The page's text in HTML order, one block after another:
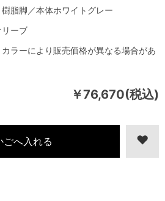
￥76,670(税込)
カラーにより販売価格が異なる場合があ
脂脚／本体ホワイトグレー
ーブ